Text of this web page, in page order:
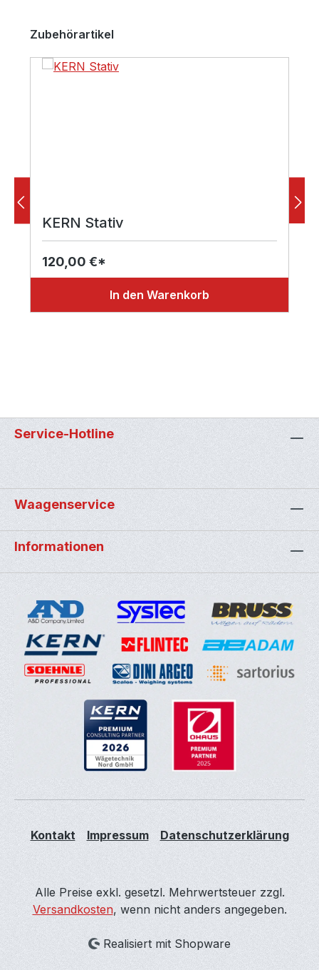
Produktgalerie überspringen
Zubehörartikel
KERN Stativ
120,00 €*
In den Warenkorb
Service-Hotline
Waagenservice
Informationen
Kontakt Impressum Datenschutzerklärung
Alle Preise exkl. gesetzl. Mehrwertsteuer zzgl.
Versandkosten, wenn nicht anders angegeben.
Realisiert mit Shopware